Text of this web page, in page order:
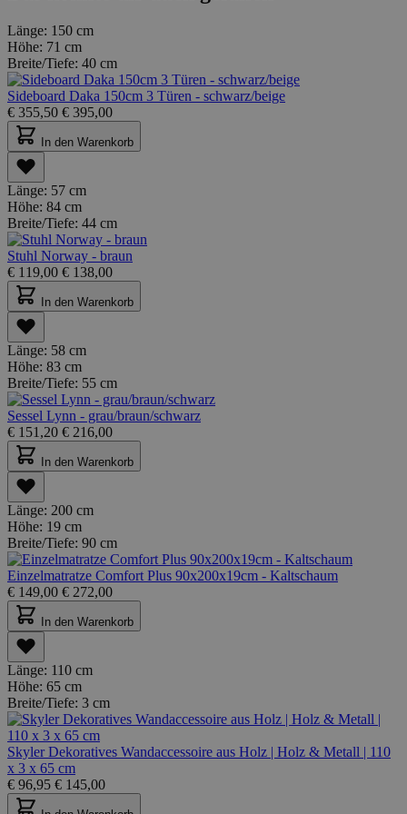
Länge: 150 cm
Höhe: 71 cm
Breite/Tiefe: 40 cm
Sideboard Daka 150cm 3 Türen - schwarz/beige
€ 355,50 € 395,00
In den Warenkorb
Länge: 57 cm
Höhe: 84 cm
Breite/Tiefe: 44 cm
Stuhl Norway - braun
€ 119,00 € 138,00
In den Warenkorb
Länge: 58 cm
Höhe: 83 cm
Breite/Tiefe: 55 cm
Sessel Lynn - grau/braun/schwarz
€ 151,20 € 216,00
In den Warenkorb
Länge: 200 cm
Höhe: 19 cm
Breite/Tiefe: 90 cm
Einzelmatratze Comfort Plus 90x200x19cm - Kaltschaum
€ 149,00 € 272,00
In den Warenkorb
Länge: 110 cm
Höhe: 65 cm
Breite/Tiefe: 3 cm
Skyler Dekoratives Wandaccessoire aus Holz | Holz & Metall | 110
x 3 x 65 cm
€ 96,95 € 145,00